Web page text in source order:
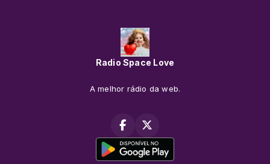
Radio Space Love
A melhor rádio da web.